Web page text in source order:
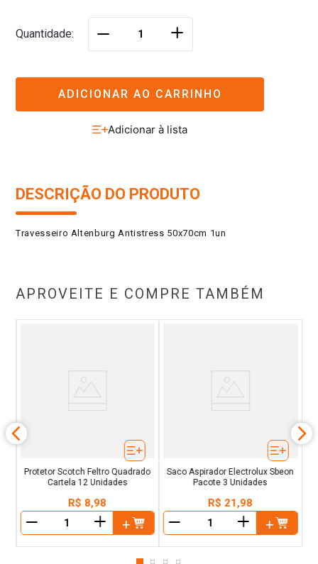
Quantidade ＋
ADICIONAR AO CARRINHO
DESCRIÇÃO DO PRODUTO
Travesseiro Altenburg Antistress 50x70cm 1un
APROVEITE E COMPRE TAMBÉM
Protetor Scotch Feltro Quadrado
Cartela 12 Unidades
R$ 8,98
＋
Saco Aspirador Electrolux Sbeon
Pacote 3 Unidades
R$ 21,98
＋